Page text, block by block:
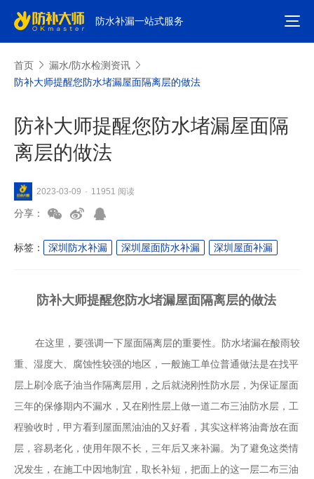
防水补漏一站式服务
首页
漏水/防水检测资讯
防补大师提醒您防水堵漏屋面隔离层的做法
防补大师提醒您防水堵漏屋面隔
离层的做法
2023-03-09 · 11951 阅读
分享：
标签： 深圳防水补漏 深圳屋面防水补漏 深圳屋面补漏
防补大师提醒您防水堵漏屋面隔离层的做法
在这里，要强调一下屋面隔离层的重要性。防水堵漏在酸雨较
重、湿度大、腐蚀性较强的地区，一般施工单位普通做法是在找平
层上刷冷底子油当作隔离层用，之后就浇刚性防水层，为保证屋面
三年的保修期内不漏水，又在刚性层上做一道二布三油防水层，工
程验收时，甲方看到屋面黑油油的又好看，其实这样将油膏放在面
层，容易老化，使用年限不长，三年后又来补漏。为了避免这类情
况发生，在施工中因地制宜，取长补短，把面上的这一层二布三油